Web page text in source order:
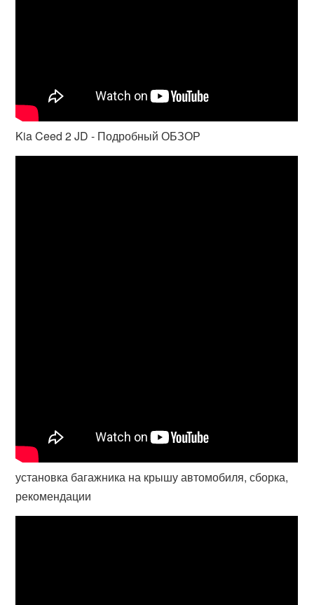
Kia Ceed 2 JD - Подробный ОБЗОР
установка багажника на крышу автомобиля, сборка,
рекомендации